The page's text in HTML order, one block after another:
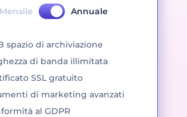
Mensile Annuale
spazio di archiviazione
di banda illimitata
SSL gratuito
di marketing avanzati
al GDPR